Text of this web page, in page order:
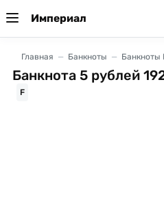
Империал
Главная Банкноты Банкноты
Банкнота 5 рублей
F